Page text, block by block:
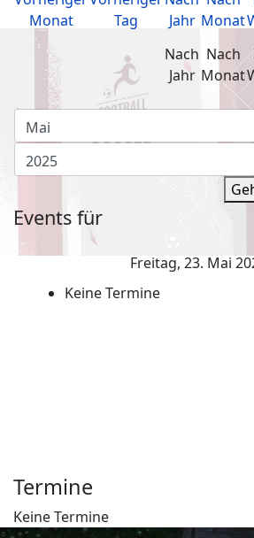
Nach
Jahr
Nach
Monat
Events für
Freitag, 23. Mai
Keine Termine
Termine
Keine Termine